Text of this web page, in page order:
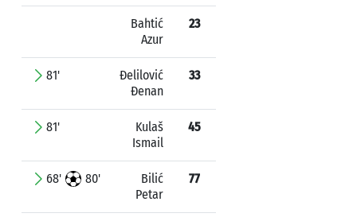
Bahtić
Azur
23
81'
Đelilović
Đenan
33
81'
Kulaš
Ismail
45
68' 80'
Bilić
Petar
77